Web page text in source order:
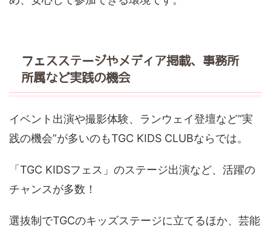
フェスステージやメディア掲載、事務所
所属など実践の機会
イベント出演や撮影体験、ランウェイ登壇など“実
践の機会”が多いのもTGC KIDS CLUBならでは。
「TGC KIDSフェス」のステージ出演など、活躍の
チャンスが多数！
選抜制でTGCのキッズステージに立てるほか、芸能